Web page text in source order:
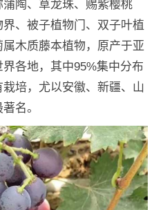
陶、草龙珠、赐紫樱桃
、被子植物门、双子叶植
木质藤本植物，原产于亚
各地，其中95%集中分布
培，尤以安徽、新疆、山
名。